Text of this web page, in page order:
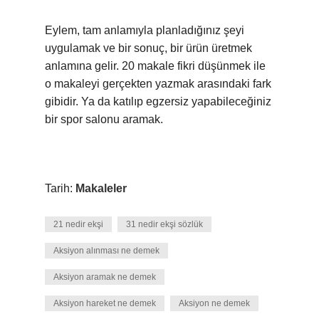
Eylem, tam anlamıyla planladığınız şeyi
uygulamak ve bir sonuç, bir ürün üretmek
anlamına gelir. 20 makale fikri düşünmek ile
o makaleyi gerçekten yazmak arasındaki fark
gibidir. Ya da katılıp egzersiz yapabileceğiniz
bir spor salonu aramak.
Tarih: Makaleler
21 nedir ekşi 31 nedir ekşi sözlük
Aksiyon alınması ne demek
Aksiyon aramak ne demek
Aksiyon hareket ne demek Aksiyon ne demek